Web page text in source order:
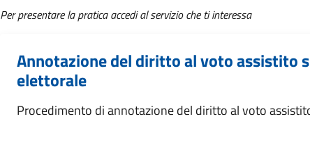
Per presentare la pratica accedi al servizio che ti interessa
Annotazione del diritto al voto assistito
elettorale
Procedimento di annotazione del diritto al voto